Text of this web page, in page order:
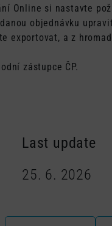
Online si nastavte
objednávku upravit
exportovat, a z
zástupce ČP.
Last update
25. 6. 2026